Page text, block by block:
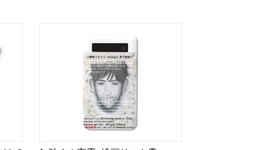
ログ>
＿＿＿＿＿＿＿＿＿＿
うな眼差しは] -Version1.
ザイン画集:BEST版>